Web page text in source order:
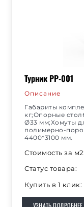
Турник РР-001
Описание
Габариты
кг;Опорные
Ø33 мм;Хомуты
полимерно-
4400*3100 мм.
Стоимость за м2:
Статус товара:
Купить в 1 клик:
УЗНАТЬ ПОДРОБНЕЕ